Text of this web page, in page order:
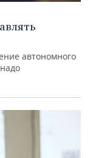
автономного